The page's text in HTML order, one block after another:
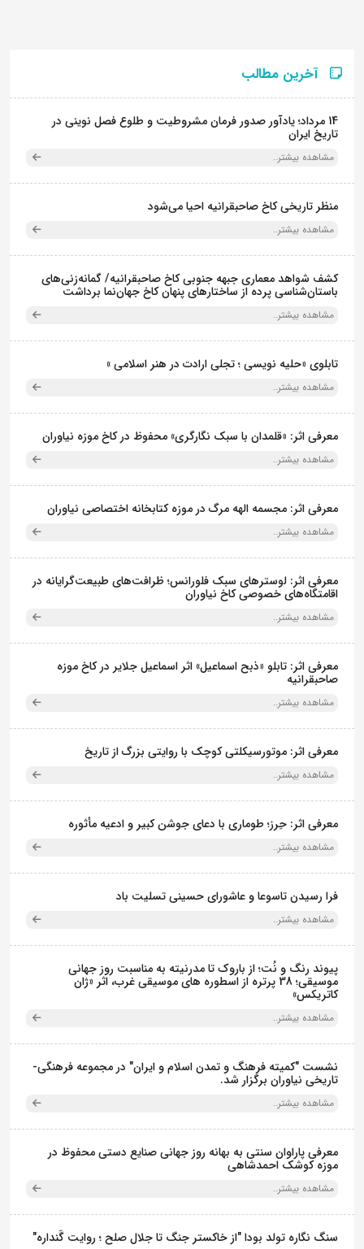
آخرین مطالب
14 مرداد؛ یادآور صدور فرمان مشروطیت و طلوع فصل نوینی در
تاریخ ایران
مشاهده بیشتر..
منظر تاریخی کاخ صاحبقرانیه احیا می‌شود
مشاهده بیشتر..
کشف شواهد معماری جبهه جنوبی کاخ صاحبقرانیه/ گمانه‌زنی‌های
باستان‌شناسی پرده از ساختارهای پنهان کاخ جهان‌نما برداشت
مشاهده بیشتر..
تابلوی «حلیه نویسی ؛ تجلی ارادت در هنر اسلامی »
مشاهده بیشتر..
معرفی اثر: «قلمدان با سبک نگارگری» محفوظ در کاخ موزه نیاوران
مشاهده بیشتر..
معرفی اثر: مجسمه الهه مرگ در موزه کتابخانه اختصاصی نیاوران
مشاهده بیشتر..
معرفی اثر: لوسترهای سبک فلورانس؛ ظرافت‌های طبیعت‌گرایانه در
اقامتگاه‌های خصوصی کاخ نیاوران
مشاهده بیشتر..
معرفی اثر: تابلو «ذبح اسماعیل» اثر اسماعیل جلایر در کاخ موزه
صاحبقرانیه
مشاهده بیشتر..
معرفی اثر: موتورسیکلتی کوچک با روایتی بزرگ از تاریخ
مشاهده بیشتر..
معرفی اثر: حِرز؛ طوماری با دعای جوشن کبیر و ادعیه مأثوره
مشاهده بیشتر..
فرا رسیدن تاسوعا و عاشورای حسینی تسلیت باد
مشاهده بیشتر..
پیوند رنگ و نُت؛ از باروک تا مدرنیته به مناسبت روز جهانی
موسیقی؛ 38 پرتره از اسطوره های موسیقی غرب، اثر «ژان
کاتریکس»
مشاهده بیشتر..
نشست "کمیته فرهنگ و تمدن اسلام و ایران" در مجموعه فرهنگی‌-
تاریخی نیاوران برگزار شد.
مشاهده بیشتر..
معرفی پاراوان سنتی به بهانه روز جهانی صنایع دستی محفوظ در
موزه کوشک احمدشاهی
مشاهده بیشتر..
سنگ نگاره تولد بودا "از خاکستر جنگ تا جلال صلح ؛ روایت گَنداره"